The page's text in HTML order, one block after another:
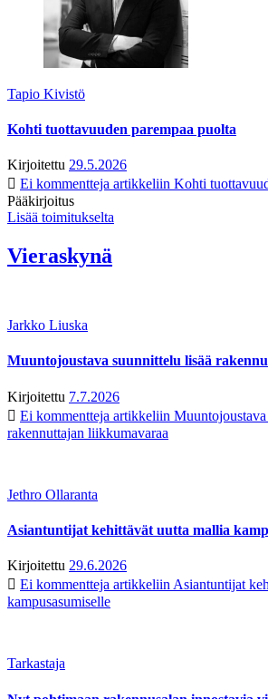
Tapio Kivistö
Kohti tuottavuuden parempaa puolta
Kirjoitettu 29.5.2026
Ei kommentteja artikkeliin Kohti
Pääkirjoitus
Lisää toimitukselta
Vieraskynä
Jarkko Liuska
Muuntojoustava suunnittelu lisää
Kirjoitettu 7.7.2026
Ei kommentteja artikkeliin Muuntojoustava
rakennuttajan liikkumavaraa
Jethro Ollaranta
Asiantuntijat kehittävät uutta mallia
Kirjoitettu 29.6.2026
Ei kommentteja artikkeliin Asiantuntijat
kampusasumiselle
Tarkastaja